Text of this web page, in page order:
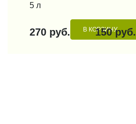
5 л
270 руб. В КОРЗИНУ
150 руб.